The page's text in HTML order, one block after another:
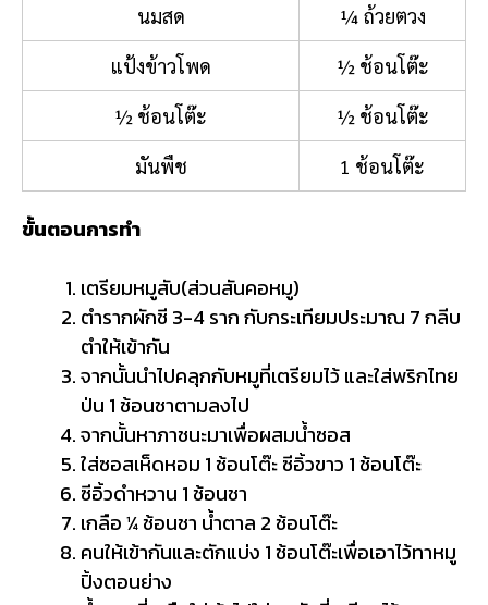
นมสด
¼ ถ้วยตวง
แป้งข้าวโพด
½ ช้อนโต๊ะ
½ ช้อนโต๊ะ
½ ช้อนโต๊ะ
มันพืช
1 ช้อนโต๊ะ
ขั้นตอนการทำ
เตรียมหมูสับ(ส่วนสันคอหมู)
ตำรากผักชี 3-4 ราก กับกระเทียมประมาณ 7 กลีบ
ตำให้เข้ากัน
จากนั้นนำไปคลุกกับหมูที่เตรียมไว้ และใส่พริกไทย
ป่น 1 ช้อนชาตามลงไป
จากนั้นหาภาชนะมาเพื่อผสมน้ำซอส
ใส่ซอสเห็ดหอม 1 ช้อนโต๊ะ ซีอิ้วขาว 1 ช้อนโต๊ะ
ซีอิ้วดำหวาน 1 ช้อนชา
เกลือ ¼ ช้อนชา น้ำตาล 2 ช้อนโต๊ะ
คนให้เข้ากันและตักแบ่ง 1 ช้อนโต๊ะเพื่อเอาไว้ทาหมู
ปิ้งตอนย่าง